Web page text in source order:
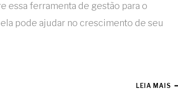
essa ferramenta de gestão para o
pode ajudar no crescimento de seu
LEIA MAIS